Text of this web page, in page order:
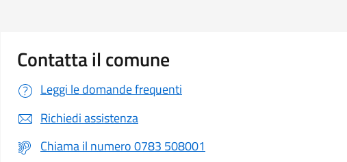
Contatta il comune
Leggi le domande frequenti
Richiedi assistenza
Chiama il numero 0783 508001